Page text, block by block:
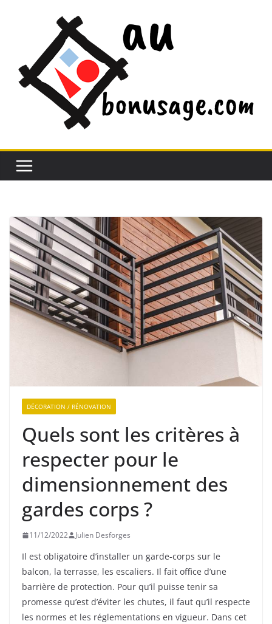
DÉCORATION / RÉNOVATION
Quels sont les critères à
respecter pour le
dimensionnement des
gardes corps ?
11/12/2022 Julien Desforges
Il est obligatoire d’installer un garde-corps sur le
balcon, la terrasse, les escaliers. Il fait office d’une
barrière de protection. Pour qu’il puisse tenir sa
promesse qu’est d’éviter les chutes, il faut qu’il respecte
les normes et les réglementations en vigueur. Dans cet